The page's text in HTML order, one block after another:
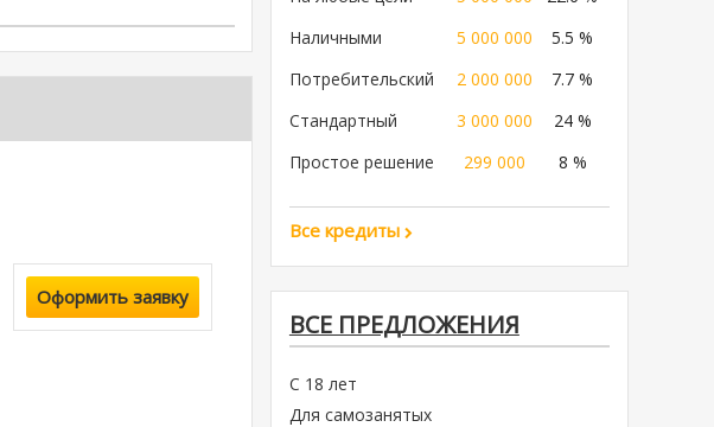
Оформить заявку
Наличными
5 000 000
5.5 %
Потребительский
2 000 000
7.7 %
Стандартный
3 000 000
24 %
Простое решение
299 000 8 %
Все кредиты
ВСЕ ПРЕДЛОЖЕНИЯ
С 18 лет
Для самозанятых